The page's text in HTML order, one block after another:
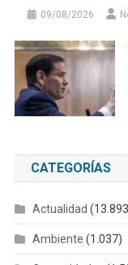
09/08/2026
CATEGORÍAS
Actualidad
Ambiente (1.037)